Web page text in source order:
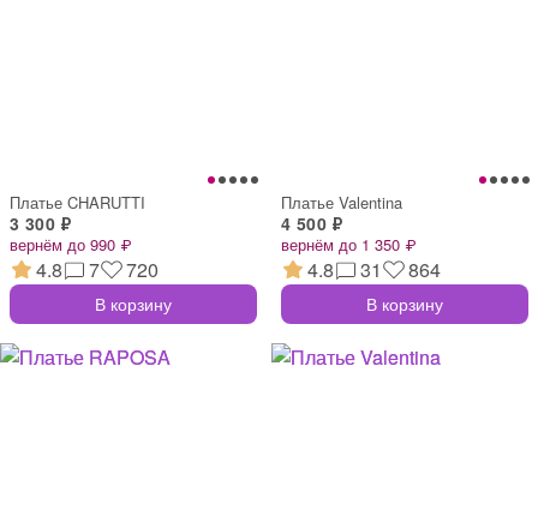
Платье CHARUTTI
3 300 ₽
вернём до 990 ₽
4.8 7 720
В корзину
Платье Valentina
4 500 ₽
вернём до 1 350 ₽
4.8 31 864
В корзину